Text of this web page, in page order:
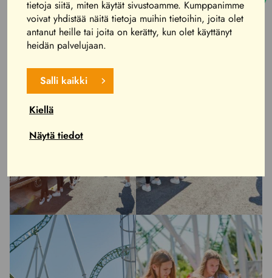
tietoja siitä, miten käytät sivustoamme. Kumppanimme
voivat yhdistää näitä tietoja muihin tietoihin, joita olet
antanut heille tai joita on kerätty, kun olet käyttänyt
heidän palvelujaan.
Salli kaikki
Kiellä
Näytä tiedot